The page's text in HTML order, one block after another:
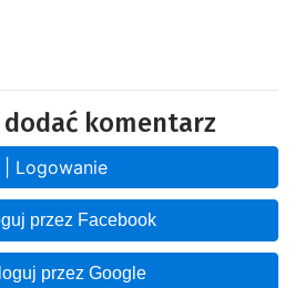
komentarz
Logowanie
przez Facebook
przez Google